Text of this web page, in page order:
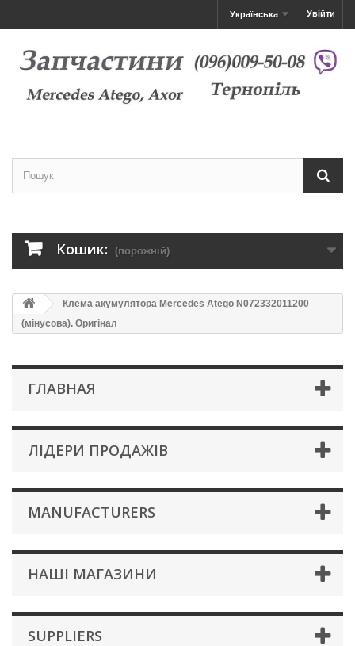
Увійти
Українська
Кошик: (порожній)
Клема акумулятора Mercedes Atego N072332011200
(мінусова). Оригінал
ГЛАВНАЯ
ЛІДЕРИ ПРОДАЖІВ
MANUFACTURERS
НАШІ МАГАЗИНИ
SUPPLIERS